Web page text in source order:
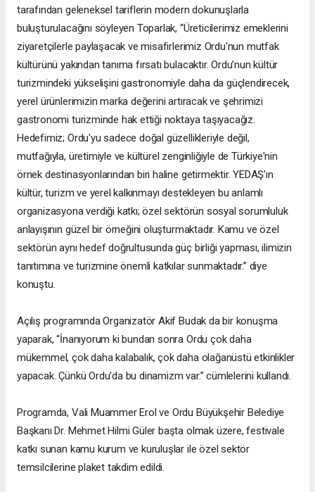
tarafından geleneksel tariflerin modern dokunuşlarla
buluşturulacağını söyleyen Toparlak, “Üreticilerimiz emeklerini
ziyaretçilerle paylaşacak ve misafirlerimiz Ordu'nun mutfak
kültürünü yakından tanıma fırsatı bulacaktır. Ordu’nun kültür
turizmindeki yükselişini gastronomiyle daha da güçlendirecek,
yerel ürünlerimizin marka değerini artıracak ve şehrimizi
gastronomi turizminde hak ettiği noktaya taşıyacağız.
Hedefimiz; Ordu'yu sadece doğal güzellikleriyle değil,
mutfağıyla, üretimiyle ve kültürel zenginliğiyle de Türkiye'nin
örnek destinasyonlarından biri haline getirmektir. YEDAŞ'ın
kültür, turizm ve yerel kalkınmayı destekleyen bu anlamlı
organizasyona verdiği katkı; özel sektörün sosyal sorumluluk
anlayışının güzel bir örneğini oluşturmaktadır. Kamu ve özel
sektörün aynı hedef doğrultusunda güç birliği yapması, ilimizin
tanıtımına ve turizmine önemli katkılar sunmaktadır.” diye
konuştu.
Açılış programında Organizatör Akif Budak da bir konuşma
yaparak, “İnanıyorum ki bundan sonra Ordu çok daha
mükemmel, çok daha kalabalık, çok daha olağanüstü etkinlikler
yapacak. Çünkü Ordu'da bu dinamizm var.” cümlelerini kullandı.
Programda, Vali Muammer Erol ve Ordu Büyükşehir Belediye
Başkanı Dr. Mehmet Hilmi Güler başta olmak üzere, festivale
katkı sunan kamu kurum ve kuruluşlar ile özel sektör
temsilcilerine plaket takdim edildi.